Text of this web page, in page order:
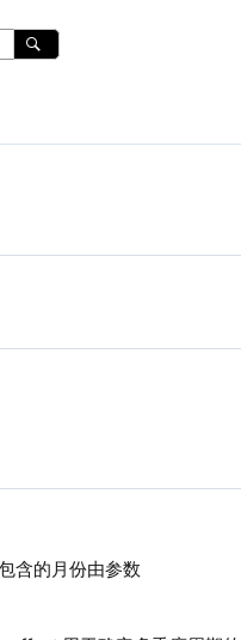
含的月份由参数